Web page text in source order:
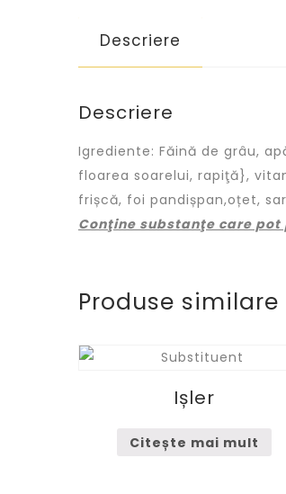
Descriere
Descriere
Igrediente: Făină de grâu,
floarea soarelui, rapiţă},
frișcă, foi pandișpan,oțet,
Conţine substanţe care
Produse similare
Ișler
Citește mai mult